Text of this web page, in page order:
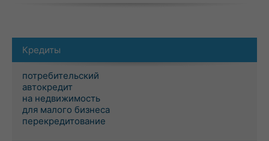
Кредиты
потребительский
автокредит
на недвижимость
для малого бизнеса
перекредитование